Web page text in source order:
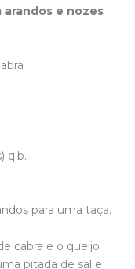
arandos e nozes
q.b.
para uma taça.
cabra e o queijo
pitada de sal e